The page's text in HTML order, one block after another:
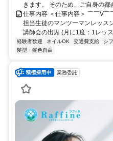
きます。 そのため、ご自身の都
仕事内容 ＜仕事内容＞ ￣￣V
担当生徒のマンツーマンレッス
講師会の出席 (月に1度：1レッス
経験者歓迎 ネイルOK 交通費支給 シ
髪型・髪色自由
業務委託